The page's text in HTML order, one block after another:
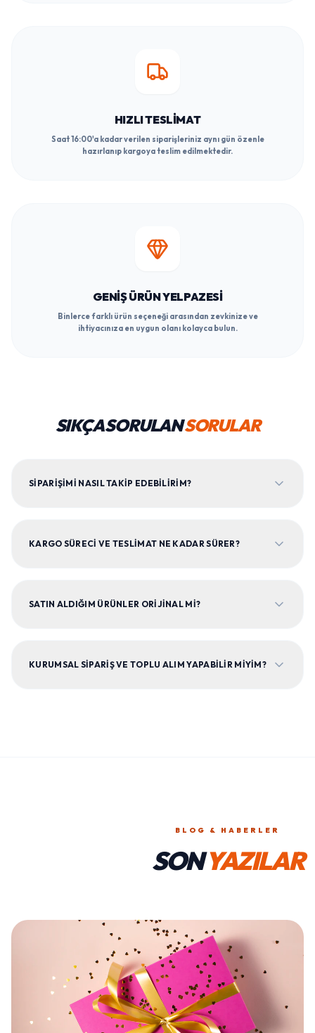
HIZLI TESLIMAT
Saat 16:00'a kadar verilen siparişleriniz aynı gün özenle
hazırlanıp kargoya teslim edilmektedir.
GENIŞ ÜRÜN YELPAZESI
Binlerce farklı ürün seçeneği arasından zevkinize ve
ihtiyacınıza en uygun olanı kolayca bulun.
SIKÇA SORULANSORULAR
SIPARIŞIMI NASIL TAKIP EDEBILIRIM?
KARGO SÜRECI VE TESLIMAT NE KADAR SÜRER?
SATIN ALDIĞIM ÜRÜNLER ORIJINAL MI?
KURUMSAL SIPARIŞ VE TOPLU ALIM YAPABILIR MIYIM?
BLOG & HABERLER
SONYAZILAR